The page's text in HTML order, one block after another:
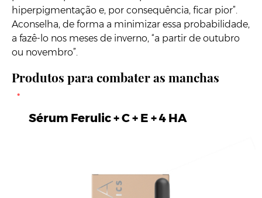
hiperpigmentação e, por consequência, ficar pior”.
Aconselha, de forma a minimizar essa probabilidade,
a fazê-lo nos meses de inverno, “a partir de outubro
ou novembro”.
Produtos para combater as manchas
Sérum Ferulic + C + E + 4 HA